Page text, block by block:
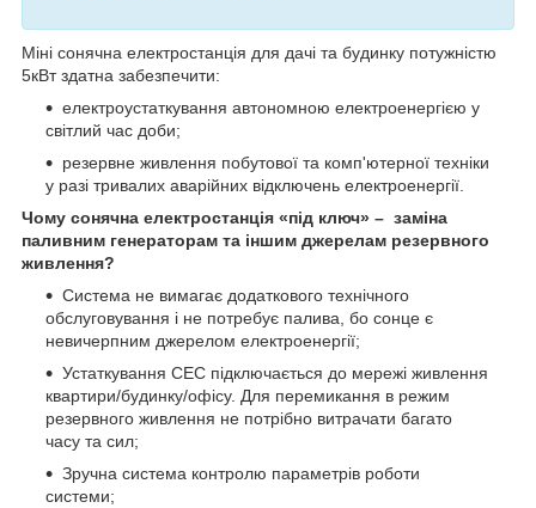
Міні сонячна електростанція для дачі та будинку потужністю
5кВт здатна забезпечити:
електроустаткування автономною електроенергією у
світлий час доби;
резервне живлення побутової та комп'ютерної техніки
у разі тривалих аварійних відключень електроенергії.
Чому сонячна електростанція «під ключ» – заміна
паливним генераторам та іншим джерелам резервного
живлення?
Система не вимагає додаткового технічного
обслуговування і не потребує палива, бо сонце є
невичерпним джерелом електроенергії;
Устаткування СЕС підключається до мережі живлення
квартири/будинку/офісу. Для перемикання в режим
резервного живлення не потрібно витрачати багато
часу та сил;
Зручна система контролю параметрів роботи
системи;